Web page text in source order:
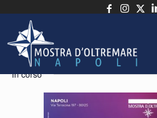
Eventi
for
8/3/2024
Seleziona
In corso